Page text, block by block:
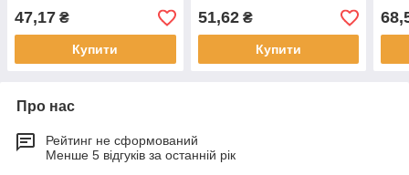
47,17 ₴
Купити
51,62₴
Купити
Про нас
Рейтинг не сформований
Менше 5 відгуків за останній рік